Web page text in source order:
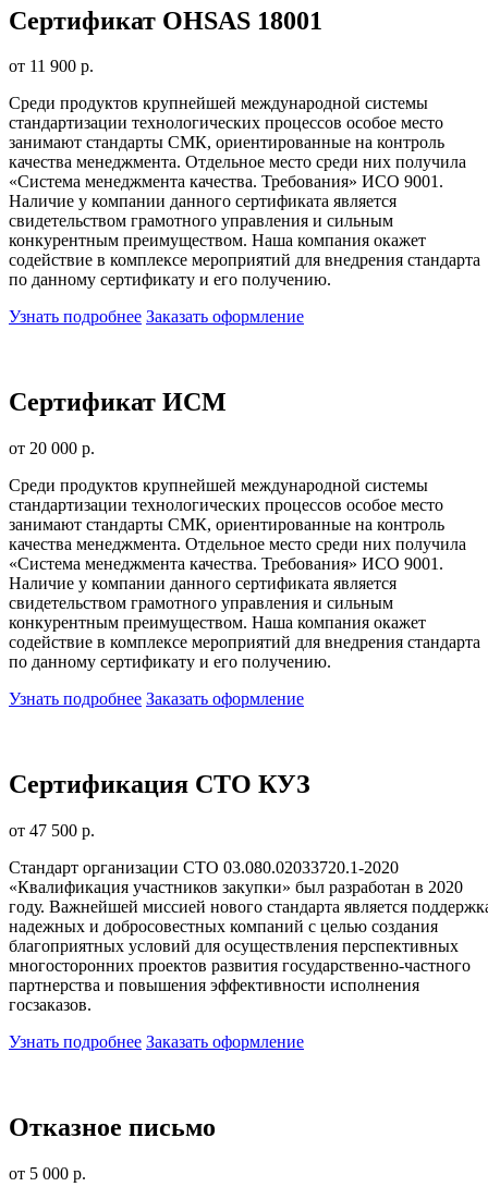
Сертификат OHSAS 18001
от 11 900 р.
Среди продуктов крупнейшей международной системы
стандартизации технологических процессов особое место
занимают стандарты СМК, ориентированные на контроль
качества менеджмента. Отдельное место среди них получила
«Система менеджмента качества. Требования» ИСО 9001.
Наличие у компании данного сертификата является
свидетельством грамотного управления и сильным
конкурентным преимуществом. Наша компания окажет
содействие в комплексе мероприятий для внедрения стандарта
по данному сертификату и его получению.
Узнать подробнее Заказать оформление
Сертификат ИСМ
от 20 000 р.
Среди продуктов крупнейшей международной системы
стандартизации технологических процессов особое место
занимают стандарты СМК, ориентированные на контроль
качества менеджмента. Отдельное место среди них получила
«Система менеджмента качества. Требования» ИСО 9001.
Наличие у компании данного сертификата является
свидетельством грамотного управления и сильным
конкурентным преимуществом. Наша компания окажет
содействие в комплексе мероприятий для внедрения стандарта
по данному сертификату и его получению.
Узнать подробнее Заказать оформление
Сертификация СТО КУЗ
от 47 500 р.
Стандарт организации СТО 03.080.02033720.1-2020
«Квалификация участников закупки» был разработан в 2020
году. Важнейшей миссией нового стандарта является
надежных и добросовестных компаний с целью создания
благоприятных условий для осуществления перспективных
многосторонних проектов развития государственно-частного
партнерства и повышения эффективности исполнения
госзаказов.
Узнать подробнее Заказать оформление
Отказное письмо
от 5 000 р.